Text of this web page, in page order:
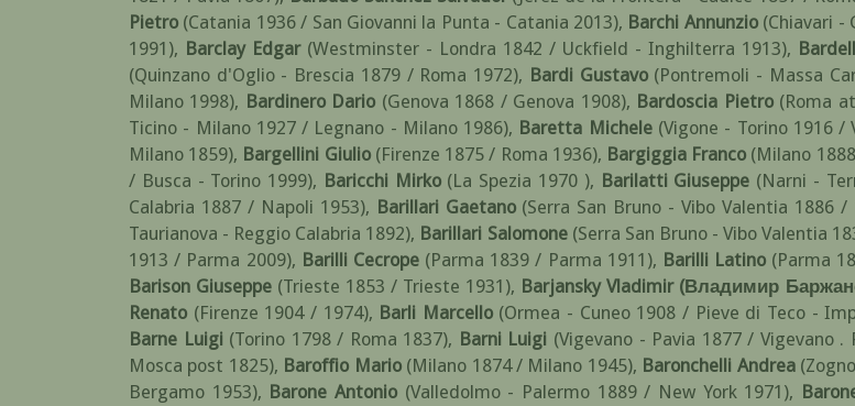
Pietro (Catania 1936 / San Giovanni la Punta - Catania 2013), Barchi Annunzio (Chiavari -
1991), Barclay Edgar (Westminster - Londra 1842 / Uckfield - Inghilterra 1913),
(Quinzano d'Oglio - Brescia 1879 / Roma 1972), Bardi Gustavo (Pontremoli - Massa
Milano 1998), Bardinero Dario (Genova 1868 / Genova 1908), Bardoscia Pietro (Roma
Ticino - Milano 1927 / Legnano - Milano 1986), Baretta Michele (Vigone - Torino 1916 /
Milano 1859), Bargellini Giulio (Firenze 1875 / Roma 1936), Bargiggia Franco (Milano
/ Busca - Torino 1999), Baricchi Mirko (La Spezia 1970 ), Barilatti Giuseppe (Narni -
Calabria 1887 / Napoli 1953), Barillari Gaetano (Serra San Bruno - Vibo Valentia 1886 /
Taurianova - Reggio Calabria 1892), Barillari Salomone (Serra San Bruno - Vibo Valentia
1913 / Parma 2009), Barilli Cecrope (Parma 1839 / Parma 1911), Barilli Latino (Parma
Barison Giuseppe (Trieste 1853 / Trieste 1931), Barjansky Vladimir (Владимир
Renato (Firenze 1904 / 1974), Barli Marcello (Ormea - Cuneo 1908 / Pieve di Teco -
Barne Luigi (Torino 1798 / Roma 1837), Barni Luigi (Vigevano - Pavia 1877 / Vigevano .
Mosca post 1825), Baroffio Mario (Milano 1874 / Milano 1945), Baronchelli Andrea
Bergamo 1953), Barone Antonio (Valledolmo - Palermo 1889 / New York 1971),